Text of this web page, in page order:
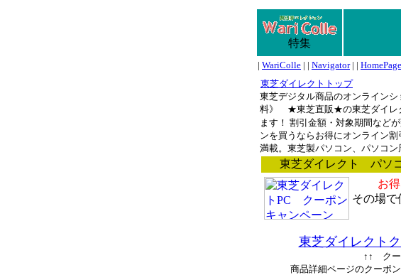
特集
| WariColle | | Navigator| | HomePage
東芝ダイレクトトップ
東芝デジタル商品のオンライン
料》 ★東芝直販★の東芝ダイレ
ます！ 割引金額・対象期間など
ンを買うならお得にオンライン
満載。東芝製パソコン、パソコン
東芝ダイレクト パソ
お
その場で
東芝ダイレクト
↑↑ クー
商品詳細ページのクーポ